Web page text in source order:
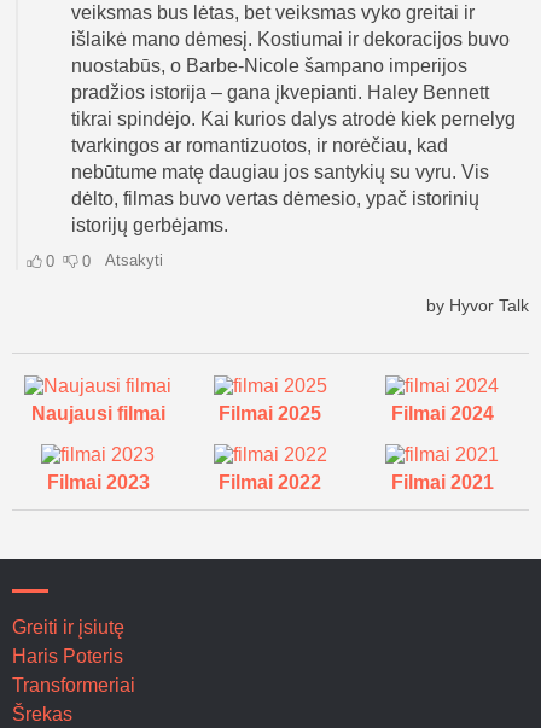
Naujausi filmai Filmai 2025 Filmai 2024
Filmai 2023 Filmai 2022 Filmai 2021
Greiti ir įsiutę
Haris Poteris
Transformeriai
Šrekas